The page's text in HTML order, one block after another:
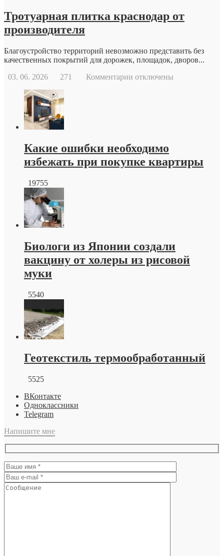
Тротуарная плитка краснодар от
производителя
Благоустройство территорий невозможно представить без
качественных покрытий для дорожек, площадок, дворов...
03. 06. 2026
271 Комментарии котключены
Какие ошибки необходимо
избежать при покупке квартиры
19755
Биологи из Японии создали
вакцину от холеры из рисовой
муки
5540
Геотекстиль термообработанный
5525
ВКонтакте
Одноклассники
Telegram
Напишите мне